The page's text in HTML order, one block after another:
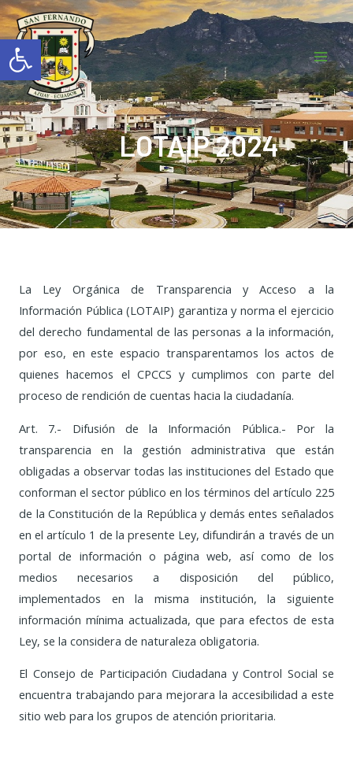
Abrir barra de herramientas
Ir
al
contenido
Main
LOTAIP 2024
La Ley Orgánica de Transparencia y Acceso a la
Información Pública (LOTAIP) garantiza y norma el ejercicio
del derecho fundamental de las personas a la información,
por eso, en este espacio transparentamos los actos de
quienes hacemos el CPCCS y cumplimos con parte del
proceso de rendición de cuentas hacia la ciudadanía.
Art. 7.- Difusión de la Información Pública.- Por la
transparencia en la gestión administrativa que están
obligadas a observar todas las instituciones del Estado que
conforman el sector público en los términos del artículo 225
de la Constitución de la República y demás entes señalados
en el artículo 1 de la presente Ley, difundirán a través de un
portal de información o página web, así como de los
medios necesarios a disposición del público,
implementados en la misma institución, la siguiente
información mínima actualizada, que para efectos de esta
Ley, se la considera de naturaleza obligatoria.
El Consejo de Participación Ciudadana y Control Social se
encuentra trabajando para mejorara la accesibilidad a este
sitio web para los grupos de atención prioritaria.